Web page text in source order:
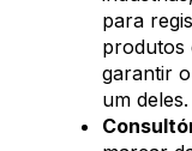
para
produtos
garantir
um deles.